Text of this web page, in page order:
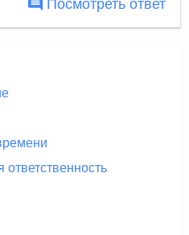
Посмотреть ответ